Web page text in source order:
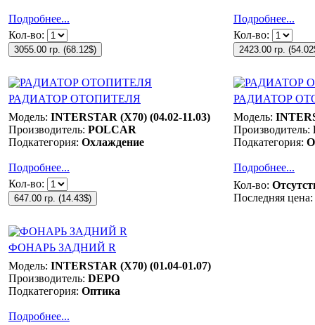
Подробнее...
Подробнее...
Кол-во:
3055.00 гр. (68.12$)
Кол-во:
2423.00 гр. (
РАДИАТОР ОТОПИТЕЛЯ
РАДИАТОР
Модель: INTERSTAR (X70) (04.02-11.03)
Производитель: POLCAR
Подкатегория: Охлаждение
Подробнее...
Модель:
Производитель:
Подкатегория:
Подробнее...
Кол-во:
647.00 гр. (14.43$)
Кол-во:
Последняя цена:
ФОНАРЬ ЗАДНИЙ R
Модель: INTERSTAR (X70) (01.04-01.07)
Производитель: DEPO
Подкатегория: Оптика
Подробнее...